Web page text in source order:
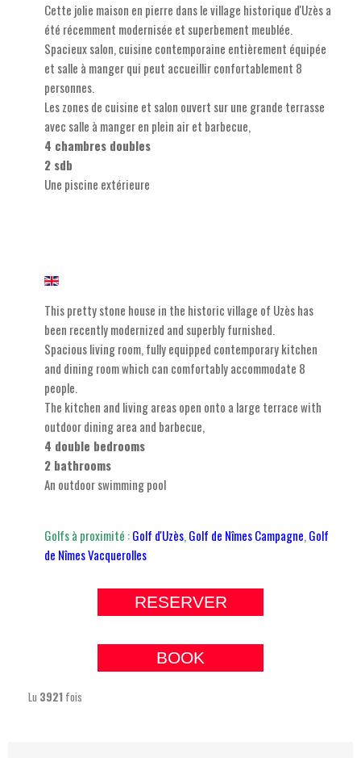
Cette jolie maison en pierre dans le village historique d'Uzès a
été récemment modernisée et superbement meublée.
Spacieux salon, cuisine contemporaine entièrement équipée
et salle à manger qui peut accueillir confortablement 8
personnes.
Les zones de cuisine et salon ouvert sur une grande terrasse
avec salle à manger en plein air et barbecue,
4 chambres doubles
2 sdb
Une piscine extérieure
This pretty stone house in the historic village of Uzès has
been recently modernized and superbly furnished.
Spacious living room, fully equipped contemporary kitchen
and dining room which can comfortably accommodate 8
people.
The kitchen and living areas open onto a large terrace with
outdoor dining area and barbecue,
4 double bedrooms
2 bathrooms
An outdoor swimming pool
Golfs à proximité :Golf d'Uzès,Golf de Nîmes Campagne,Golf
de Nîmes Vacquerolles
RESERVER
BOOK
Lu 3921 fois